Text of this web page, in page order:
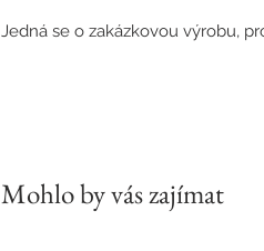
Jedná se o zakázkovou výrobu,
Mohlo by vás zajímat